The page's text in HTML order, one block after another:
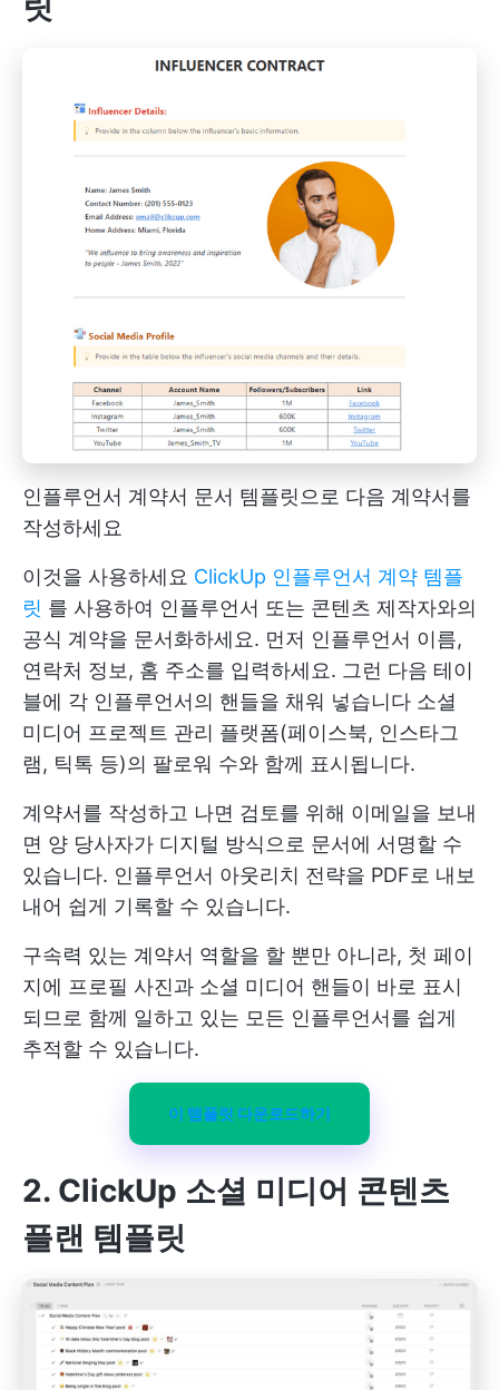
인플루언서 계약서 문서 템플릿으로 다음 계약서를
작성하세요
이것을 사용하세요 ClickUp 인플루언서 계약 템플
릿 를 사용하여 인플루언서 또는 콘텐츠 제작자와의
공식 계약을 문서화하세요. 먼저 인플루언서 이름,
연락처 정보, 홈 주소를 입력하세요. 그런 다음 테이
블에 각 인플루언서의 핸들을 채워 넣습니다 소셜
미디어 프로젝트 관리 플랫폼(페이스북, 인스타그
램, 틱톡 등)의 팔로워 수와 함께 표시됩니다.
계약서를 작성하고 나면 검토를 위해 이메일을 보내
면 양 당사자가 디지털 방식으로 문서에 서명할 수
있습니다. 인플루언서 아웃리치 전략을 PDF로 내보
내어 쉽게 기록할 수 있습니다.
구속력 있는 계약서 역할을 할 뿐만 아니라, 첫 페이
지에 프로필 사진과 소셜 미디어 핸들이 바로 표시
되므로 함께 일하고 있는 모든 인플루언서를 쉽게
추적할 수 있습니다.
이 템플릿 다운로드하기
2. ClickUp 소셜 미디어 콘텐츠
플랜 템플릿